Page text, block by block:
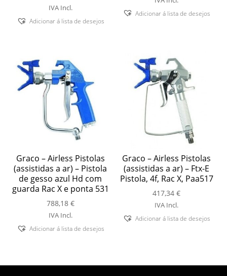
IVA Incl.
Adicionar á lista de desejos
Adicionar á lista de desejos
Graco – Airless Pistolas
(assistidas a ar) – Pistola
de gesso azul Hd com
guarda Rac X e ponta 531
788,18 €
IVA Incl.
Adicionar á lista de desejos
Graco – Airless Pistolas
(assistidas a ar) – Ftx-E
Pistola, 4f, Rac X, Paa517
417,34€
IVA Incl.
Adicionar á lista de desejos